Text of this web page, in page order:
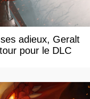
adieux, Geralt
pour le DLC